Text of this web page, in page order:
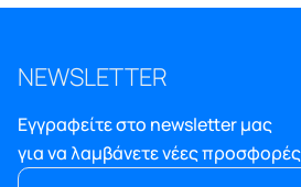
NEWSLETTER
Εγγραφείτε στο newsletter μας
για να λαμβάνετε νέες προσφορές